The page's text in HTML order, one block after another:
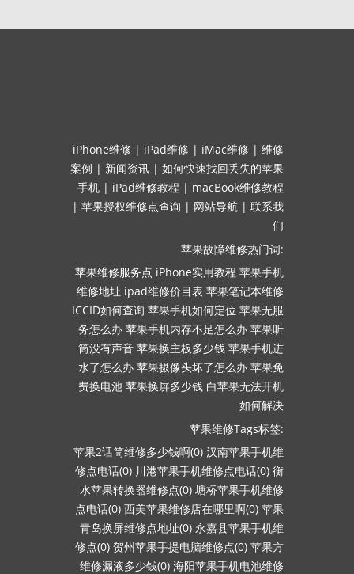
iPhone维修 | iPad维修 | iMac维修 | 维修
案例 | 新闻资讯 | 如何快速找回丢失的苹果
手机 | iPad维修教程 | macBook维修教程
| 苹果授权维修点查询 | 网站导航 | 联系我
们
苹果故障维修热门词:
苹果维修服务点 iPhone实用教程 苹果手机
维修地址 ipad维修价目表 苹果笔记本维修
ICCID如何查询 苹果手机如何定位 苹果无服
务怎么办 苹果手机内存不足怎么办 苹果听
筒没有声音 苹果换主板多少钱 苹果手机进
水了怎么办 苹果摄像头坏了怎么办 苹果免
费换电池 苹果换屏多少钱 白苹果无法开机
如何解决
苹果维修Tags标签:
苹果2话筒维修多少钱啊(0) 汉南苹果手机维
修点电话(0) 川港苹果手机维修点电话(0) 衡
水苹果转换器维修点(0) 塘桥苹果手机维修
点电话(0) 西美苹果维修店在哪里啊(0) 苹果
青岛换屏维修点地址(0) 永嘉县苹果手机维
修点(0) 贺州苹果手提电脑维修点(0) 苹果方
维修漏液多少钱(0) 海阳苹果手机电池维修